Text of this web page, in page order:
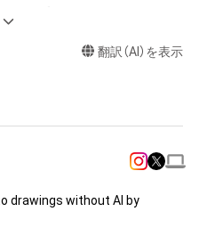
ッセージカードを制作し友達に
れません。)にかかる知的財産
商標権、意匠権その他の知的財
それらの権利につき登録等を
します。)は、本アイテムの著
翻訳（AI）を表示
drawings without AI by